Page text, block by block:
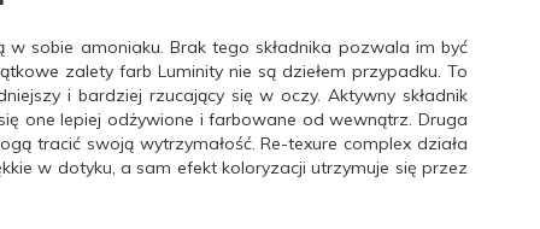
sobie amoniaku. Brak tego składnika pozwala im być
zalety farb Luminity nie są dziełem przypadku. To
i bardziej rzucający się w oczy. Aktywny składnik
one lepiej odżywione i farbowane od wewnątrz. Druga
tracić swoją wytrzymałość. Re-texure complex działa
w dotyku, a sam efekt koloryzacji utrzymuje się przez